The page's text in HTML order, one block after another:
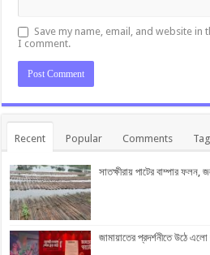
Save my name, email, and website
I comment.
Recent Popular Comments
সাতক্ষীরায় পাটের বাম্পার
জামায়াতের প্রদর্শনীতে উঠে